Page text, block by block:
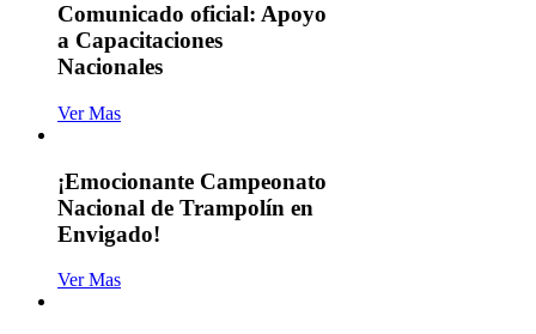
Comunicado oficial: Apoyo
a Capacitaciones
Nacionales
Ver Mas
¡Emocionante Campeonato
Nacional de Trampolín en
Envigado!
Ver Mas